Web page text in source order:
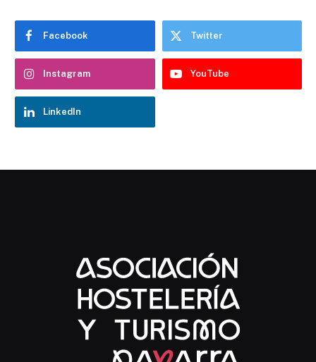
Facebook Twitter
Instagram YouTube
LinkedIn
Chatbot Hostelería Navarra
En línea